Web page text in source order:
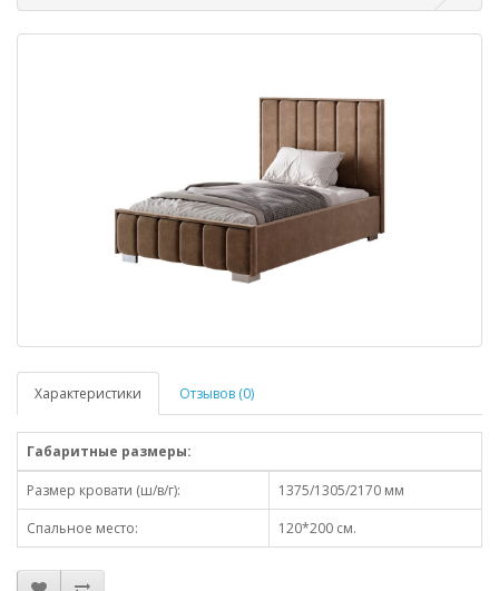
Характеристики Отзывов (0)
Габаритные размеры:
Размер кровати (ш/в/г):
1375/1305/2170 мм
Спальное место:
120*200 см.